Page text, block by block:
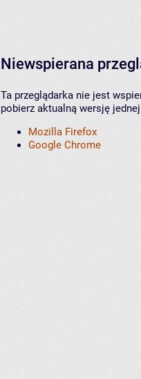
Niewspierana
Ta przeglądarka nie jest
pobierz aktualną wersję
Mozilla Firefox
Google Chrome